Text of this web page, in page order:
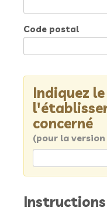
Code postal
Indiquez
concerné
(pour la